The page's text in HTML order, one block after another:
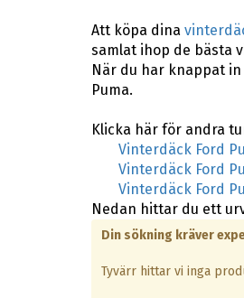
Att köpa dina
samlat ihop de bästa
När du har knappat
Puma.
Klicka här för andra
Vinterdäck Ford
Vinterdäck Ford
Vinterdäck Ford
Nedan hittar du ett
Din sökning kräver
Tyvärr hittar vi inga